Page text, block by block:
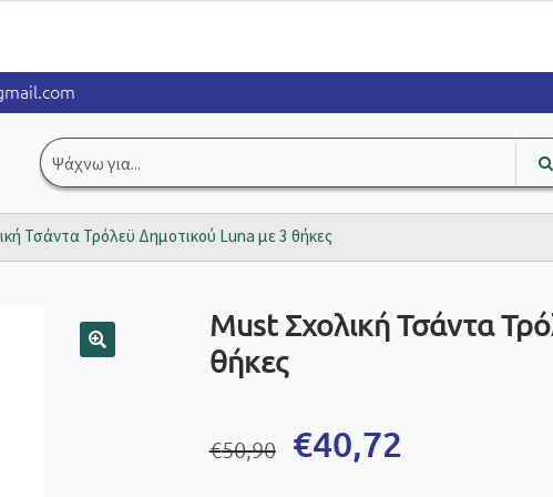
Αναζήτηση
για:
input
Τσάντα Τρόλεϋ Δημοτικού Luna με 3 θήκες
Must Σχολική Τσάντα
θήκες
€50,90
Original€40,72